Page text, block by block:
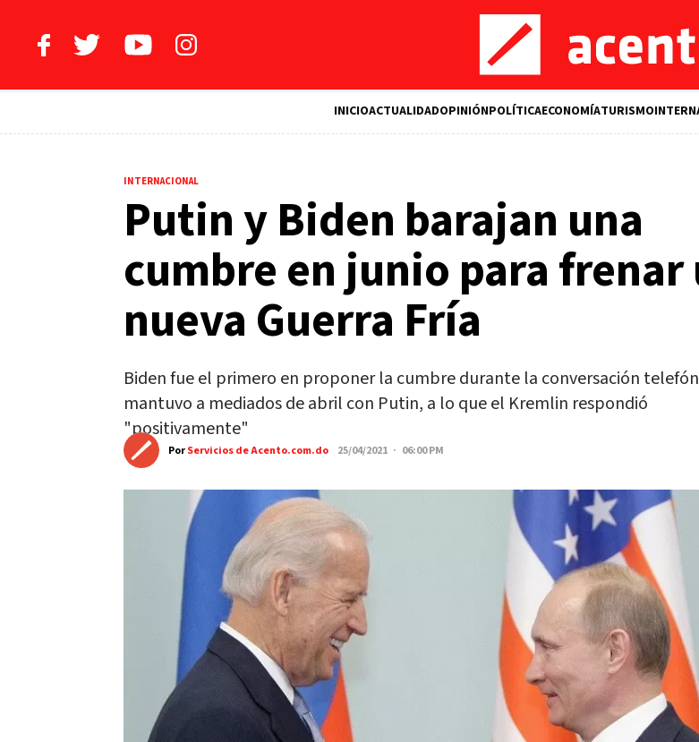
INICIOACTUALIDADOPINIÓNPOLÍTICAECONOMÍATURISMO
INTERNACIONAL
Putin y Biden barajan una
cumbre en junio para frenar
nueva Guerra Fría
Biden fue el primero en proponer la cumbre durante la conversación
mantuvo a mediados de abril con Putin, a lo que el Kremlin respondió
"positivamente"
PorServicios de Acento.com.do 25/04/2021 · 06:00 PM